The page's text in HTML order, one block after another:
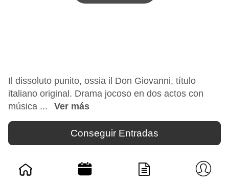
Il dissoluto punito, ossia il Don Giovanni, título
italiano original. Drama jocoso en dos actos con
música ...
Ver más
Conseguir Entradas